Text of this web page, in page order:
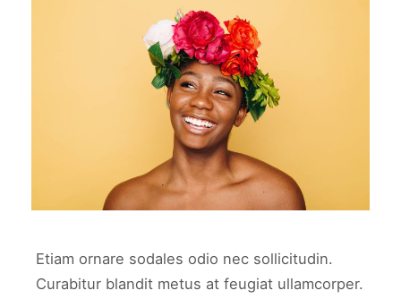
Etiam ornare sodales odio nec sollicitudin.
Curabitur blandit metus at feugiat ullamcorper.